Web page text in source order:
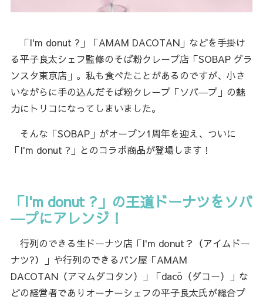
「I'm donut ?」「AMAM DACOTAN」などを手掛け
る平子良太シェフ監修のそば粉クレープ店「SOBAP グラ
ンスタ東京店」。私も食べたことがあるのですが、小さ
いながらに手の込んだそば粉クレープ「ソバ―プ」の魅
力にトリコになってしまいました。
そんな「SOBAP」がオープン1周年を迎え、ついに
「I'm donut ?」とのコラボ商品が登場します！
「I'm donut ?」の王道ドーナツをソバ
―プにアレンジ！
行列のできる生ドーナツ店「I'm donut？（アイムドー
ナツ?）」や行列のできるパン屋「AMAM
DACOTAN（アマムダコタン）」「dacō（ダコー）」な
どの経営者でありオーナーシェフの平子良太氏が総合プ